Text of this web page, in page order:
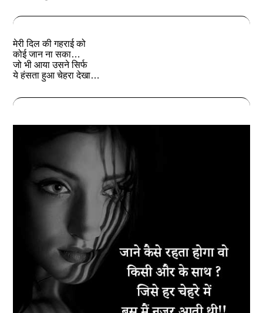
मेरी दिल की गहराई को
कोई जान ना सका…
जो भी आया उसने सिर्फ
ये हंसता हुआ चेहरा देखा…